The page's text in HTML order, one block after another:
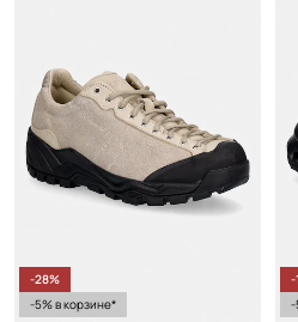
-28%
-5% в корзине*
-
-